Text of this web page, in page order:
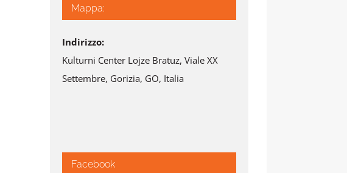
Mappa:
Indirizzo:
Kulturni Center Lojze Bratuz, Viale XX
Settembre, Gorizia, GO, Italia
Facebook